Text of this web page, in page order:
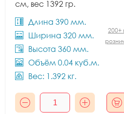
см, вес 1392 гр.
Длина 390 мм.
Ширина 320 мм.
Высота 360 мм.
Объём 0.04 куб.м.
Вес: 1.392 кг.
200+